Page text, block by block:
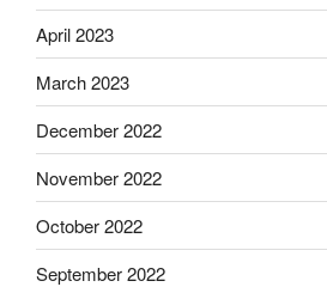
April 2023
March 2023
December 2022
November 2022
October 2022
September 2022